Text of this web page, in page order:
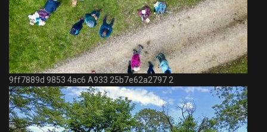
9ff7889d 9853 4ac6 A933 25b7e62a2797 2